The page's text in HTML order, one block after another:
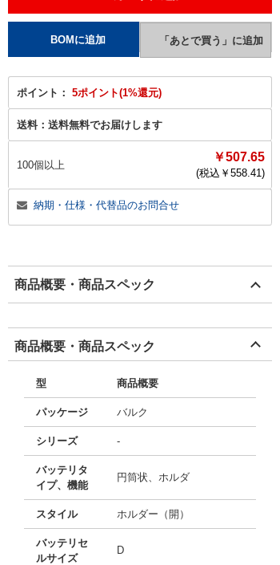
ポイント： 5ポイント(1%還元)
送料： 送料無料でお届けします
100個以上
￥507.65
(税込￥ 558.41)
納期・仕様・代替品のお問合せ
商品概要・商品スペック
商品概要・商品スペック
型 商品概要
パッケージ バルク
シリーズ -
バッテリタ
イプ、機能
円筒状、ホルダ
スタイル ホルダー（開）
バッテリセ
ルサイズ
D